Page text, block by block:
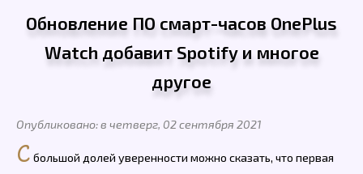
Обновление ПО смарт-часов OnePlus
Watch добавит Spotify и многое
другое
Опубликовано: в четверг, 02 сентября 2021
С большой долей уверенности можно сказать, что первая